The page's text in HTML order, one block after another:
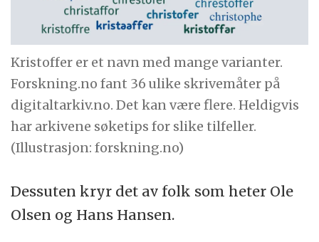
Kristoffer er et navn med mange varianter.
Forskning.no fant 36 ulike skrivemåter på
digitaltarkiv.no. Det kan være flere. Heldigvis
har arkivene søketips for slike tilfeller.
(Illustrasjon: forskning.no)
Dessuten kryr det av folk som heter Ole
Olsen og Hans Hansen.